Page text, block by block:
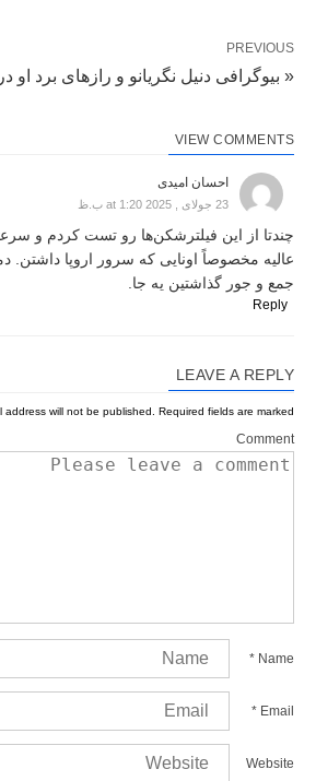
PREVIOUS
« بیوگرافی دنیل نگریانو و رازهای برد
VIEW COMMENTS
احسان امیدی
23 جولای , 2025 at 1:20 ب.ظ
چندتا از این فیلترشکن‌ها رو تست کردم و
عالیه مخصوصاً اونایی که سرور اروپا
جمع و جور گذاشتین یه جا.
Reply
LEAVE A REPLY
address will not be published. Required fields are marked
Comment
Name
*
Email
*
Website